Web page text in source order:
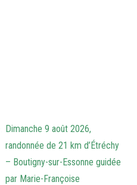
Dimanche 9 août 2026,
randonnée de 21 km d’Étréchy
– Boutigny-sur-Essonne guidée
par Marie-Françoise